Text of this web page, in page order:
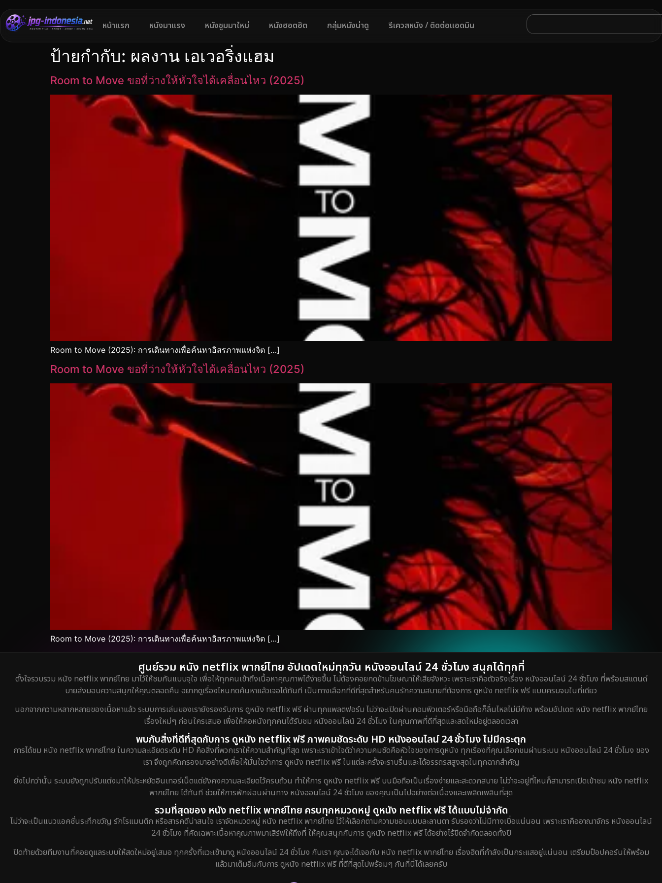
หน้าแรก หนังมาแรง หนังซูมมาใหม่ หนังฮอตฮิต กลุ่มหนังน่าดู รีเควสหนัง / ติดต่อแอดมิน
ป้ายกำกับ: ผลงาน เอเวอริ่งแฮม
Room to Move ขอที่ว่างให้หัวใจได้เคลื่อนไหว (2025)
Room to Move (2025): การเดินทางเพื่อค้นหาอิสรภาพแห่งจิต […]
Room to Move ขอที่ว่างให้หัวใจได้เคลื่อนไหว (2025)
Room to Move (2025): การเดินทางเพื่อค้นหาอิสรภาพแห่งจิต […]
ศูนย์รวม หนัง netflix พากย์ไทย อัปเดตใหม่ทุกวัน หนังออนไลน์ 24 ชั่วโมง สนุกได้ทุกที่
ตั้งใจรวบรวม หนัง netflix พากย์ไทย มาไว้ให้ชมกันแบบจุใจ เพื่อให้ทุกคนเข้าถึงเนื้อหาคุณภาพได้ง่ายขึ้น ไม่ต้องคอยกดข้ามโฆษณาให้เสียจังหวะ เพราะเราคือตัวจริงเรื่อง หนังออนไลน์ 24 ชั่วโมง ที่พร้อมสแตนด์
บายส่งมอบความสนุกให้คุณตลอดคืน อยากดูเรื่องไหนกดค้นหาแล้วเจอได้ทันที เป็นทางเลือกที่ดีที่สุดสำหรับคนรักความสบายที่ต้องการ ดูหนัง netflix ฟรี แบบครบจบในที่เดียว
นอกจากความหลากหลายของเนื้อหาแล้ว ระบบการเล่นของเรายังรองรับการ ดูหนัง netflix ฟรี ผ่านทุกแพลตฟอร์ม ไม่ว่าจะเปิดผ่านคอมพิวเตอร์หรือมือถือก็ลื่นไหลไม่มีค้าง พร้อมอัปเดต หนัง netflix พากย์ไทย
เรื่องใหม่ๆ ก่อนใครเสมอ เพื่อให้คอหนังทุกคนได้รับชม หนังออนไลน์ 24 ชั่วโมง ในคุณภาพที่ดีที่สุดและสดใหม่อยู่ตลอดเวลา
พบกับสิ่งที่ดีที่สุดกับการ ดูหนัง netflix ฟรี ภาพคมชัดระดับ HD หนังออนไลน์ 24 ชั่วโมง ไม่มีกระตุก
การได้ชม หนัง netflix พากย์ไทย ในความละเอียดระดับ HD คือสิ่งที่พวกเราให้ความสำคัญที่สุด เพราะเราเข้าใจดีว่าความคมชัดคือหัวใจของการดูหนัง ทุกเรื่องที่คุณเลือกชมผ่านระบบ หนังออนไลน์ 24 ชั่วโมง ของ
เรา จึงถูกคัดกรองมาอย่างดีเพื่อให้มั่นใจว่าการ ดูหนัง netflix ฟรี ในแต่ละครั้งจะราบรื่นและได้อรรถรสสูงสุดในทุกฉากสำคัญ
ยิ่งไปกว่านั้น ระบบยังถูกปรับแต่งมาให้ประหยัดอินเทอร์เน็ตแต่ยังคงความละเอียดไว้ครบถ้วน ทำให้การ ดูหนัง netflix ฟรี บนมือถือเป็นเรื่องง่ายและสะดวกสบาย ไม่ว่าจะอยู่ที่ไหนก็สามารถเปิดเข้าชม หนัง netflix
พากย์ไทย ได้ทันที ช่วยให้การพักผ่อนผ่านทาง หนังออนไลน์ 24 ชั่วโมง ของคุณเป็นไปอย่างต่อเนื่องและเพลิดเพลินที่สุด
รวมที่สุดของ หนัง netflix พากย์ไทย ครบทุกหมวดหมู่ ดูหนัง netflix ฟรี ได้แบบไม่จำกัด
ไม่ว่าจะเป็นแนวแอคชั่นระทึกขวัญ รักโรแมนติก หรือสารคดีน่าสนใจ เราจัดหมวดหมู่ หนัง netflix พากย์ไทย ไว้ให้เลือกตามความชอบแบบละลานตา รับรองว่าไม่มีทางเบื่อแน่นอน เพราะเราคืออาณาจักร หนังออนไลน์
24 ชั่วโมง ที่คัดเฉพาะเนื้อหาคุณภาพมาเสิร์ฟให้ถึงที่ ให้คุณสนุกกับการ ดูหนัง netflix ฟรี ได้อย่างไร้ขีดจำกัดตลอดทั้งปี
ปิดท้ายด้วยทีมงานที่คอยดูแลระบบให้สดใหม่อยู่เสมอ ทุกครั้งที่แวะเข้ามาดู หนังออนไลน์ 24 ชั่วโมง กับเรา คุณจะได้เจอกับ หนัง netflix พากย์ไทย เรื่องฮิตที่กำลังเป็นกระแสอยู่แน่นอน เตรียมป๊อปคอร์นให้พร้อม
แล้วมาเต็มอิ่มกับการ ดูหนัง netflix ฟรี ที่ดีที่สุดไปพร้อมๆ กันที่นี่ได้เลยครับ